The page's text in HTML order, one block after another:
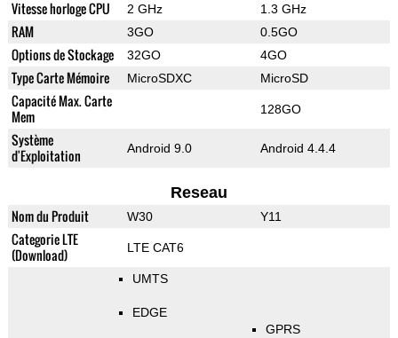
Vitesse horloge CPU 2 GHz 1.3 GHz
RAM 3GO 0.5GO
Options de Stockage 32GO 4GO
Type Carte Mémoire MicroSDXC MicroSD
Capacité Max. Carte
Mem
128GO
Système
d'Exploitation
Android 9.0 Android 4.4.4
Reseau
Nom du Produit W30 Y11
Categorie LTE
(Download)
LTE CAT6
UMTS
EDGE
GPRS